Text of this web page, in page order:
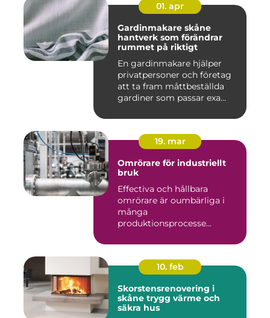
01. apr
Gardinmakare skåne
hantverk som förändrar
rummet på riktigt
En gardinmakare hjälper
privatpersoner och företag
att ta fram måttbeställda
gardiner som passar exa...
19. mar
Omrörare för industriellt
bruk
Effectiva och hållbara
omrörare är oumbärliga i
många
produktionsprocesse...
10. feb
Skorstensrenovering i
skåne trygg värme och
säkra hus